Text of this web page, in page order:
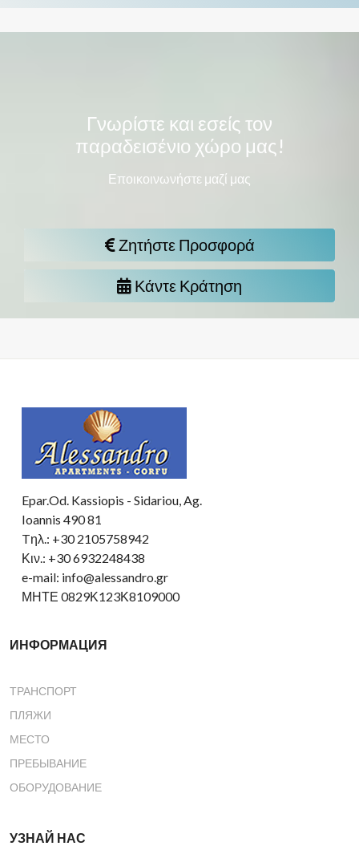
Γνωρίστε και εσείς τον
παραδεισένιο χώρο μας!
Εποικοινωνήστε μαζί μας
Ζητήστε Προσφορά
Κάντε Κράτηση
Epar.Od. Kassiopis - Sidariou, Ag.
Ioannis 490 81
Tηλ.: +30 2105758942
Κιν.: +30 6932248438
e-mail: info@alessandro.gr
ΜΗΤΕ 0829Κ123Κ8109000
ИНФОРМАЦИЯ
ТРАНСПОРТ
ПЛЯЖИ
МЕСТО
ПРЕБЫВАНИЕ
ОБОРУДОВАНИЕ
УЗНАЙ НАС